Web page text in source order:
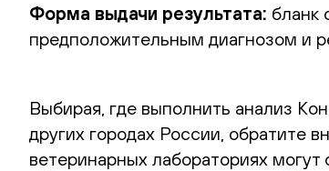
Форма выдачи результата: бланк
предположительным диагнозом и
Выбирая, где выполнить анализ
других городах России, обратите
ветеринарных лабораториях могут